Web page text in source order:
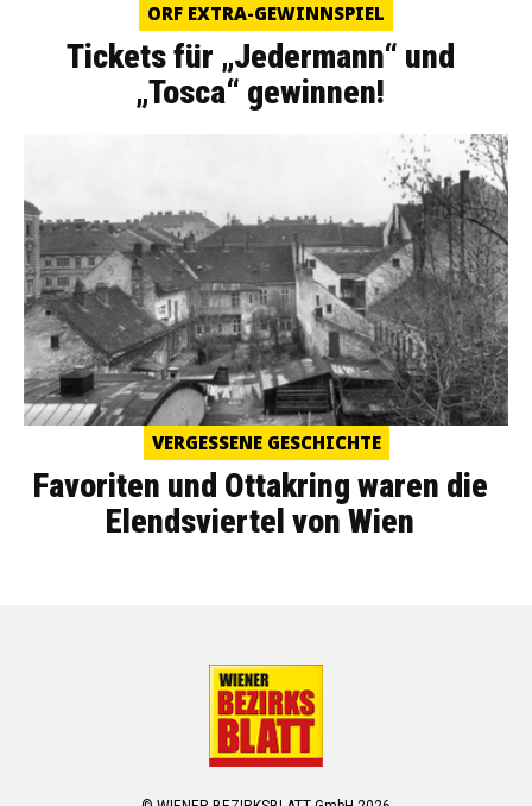
ORF EXTRA-GEWINNSPIEL
Tickets für „Jedermann“ und
„Tosca“ gewinnen!
VERGESSENE GESCHICHTE
Favoriten und Ottakring waren die
Elendsviertel von Wien